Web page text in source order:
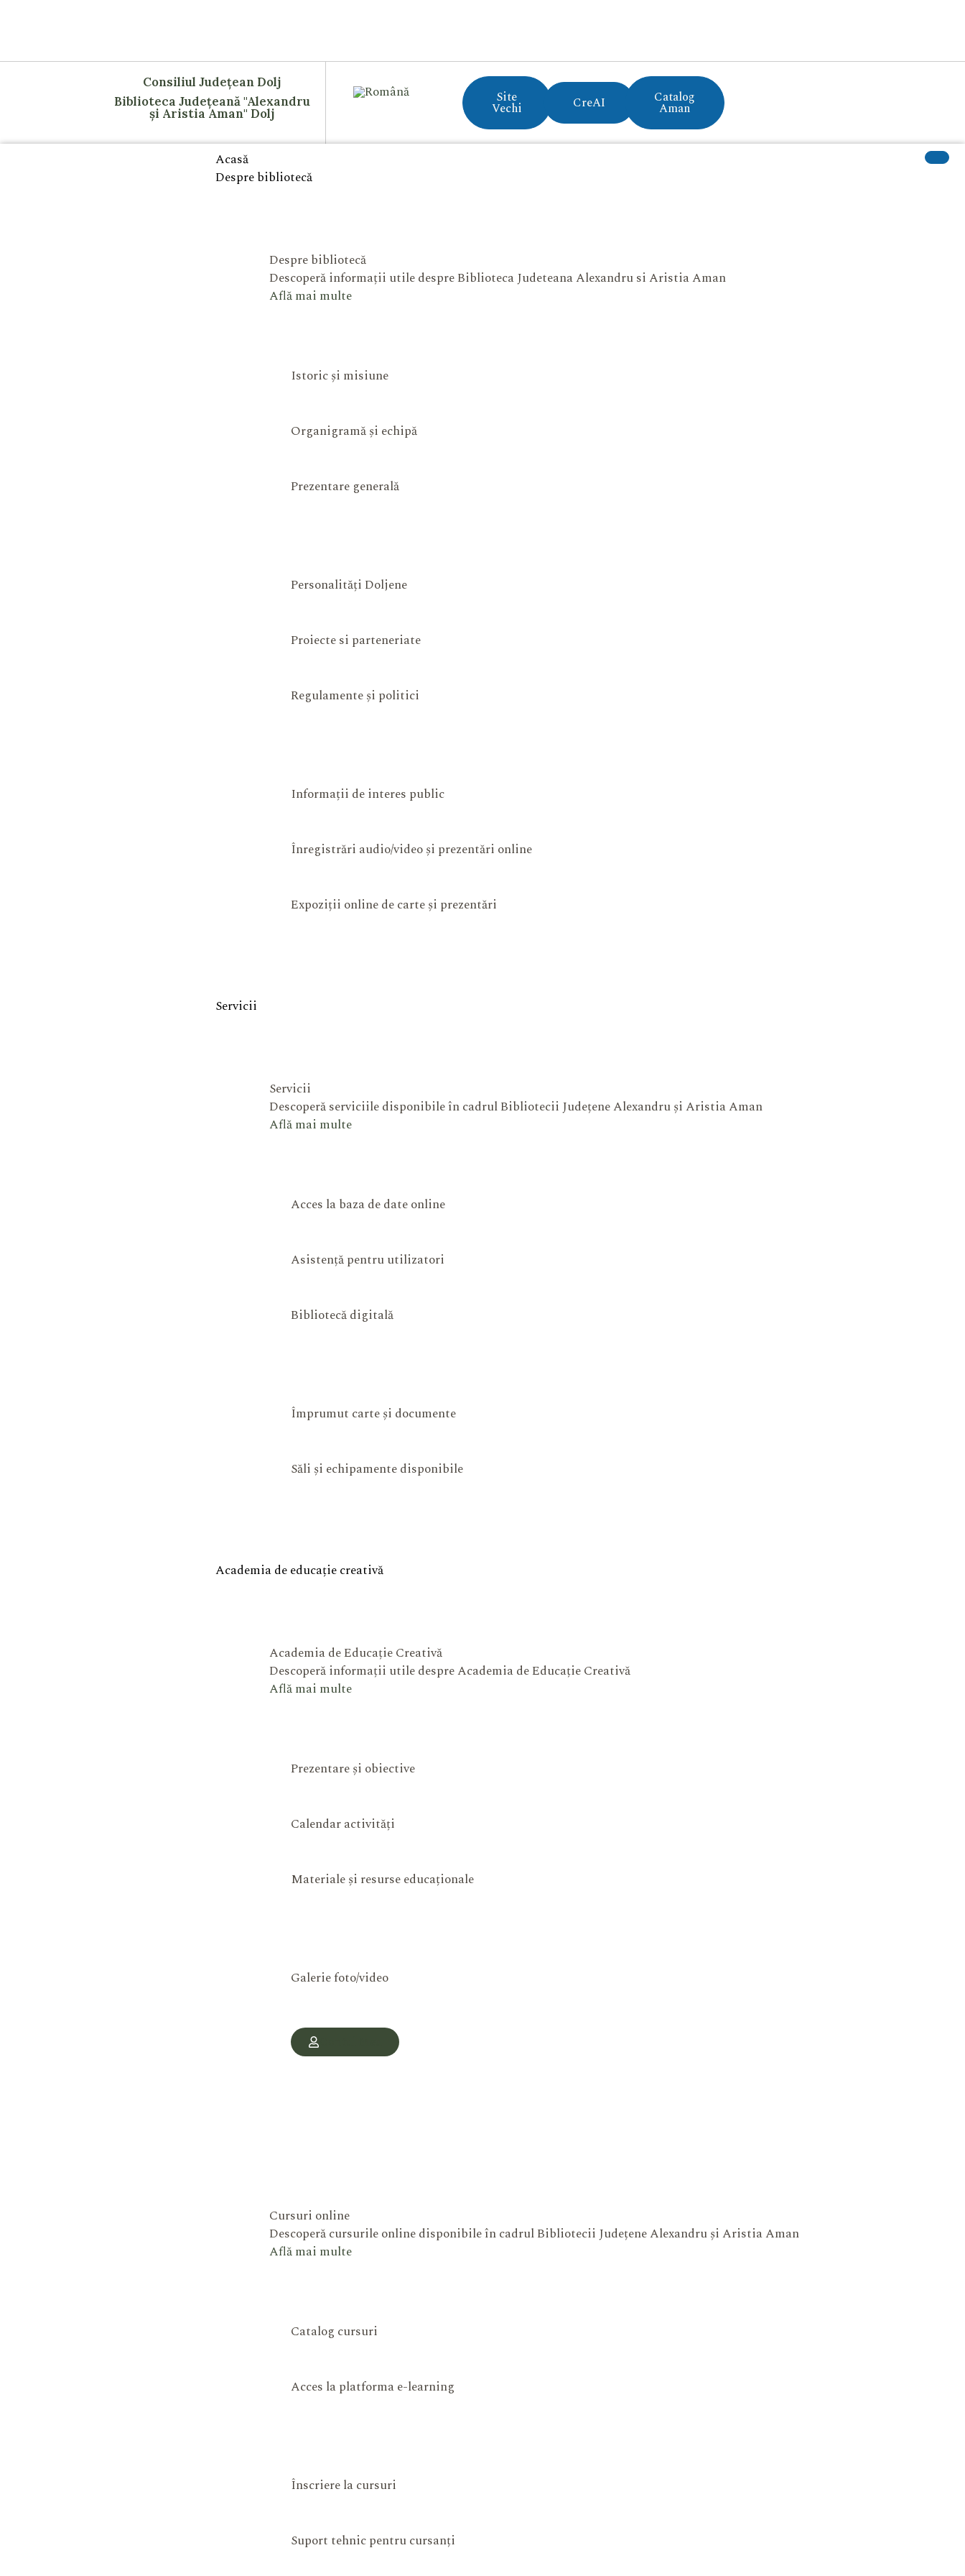
Consiliul Județean Dolj
Biblioteca Județeană "Alexandru
și Aristia Aman" Dolj
Site
Vechi CreAI Catalog
Aman
Acasă
Despre bibliotecă
Despre bibliotecă
Descoperă informații utile despre Biblioteca Judeteana Alexandru si Aristia Aman
Află mai multe
Istoric și misiune
Organigramă și echipă
Prezentare generală
Personalități Doljene
Proiecte si parteneriate
Regulamente și politici
Informații de interes public
Înregistrări audio/video și prezentări online
Expoziții online de carte și prezentări
Servicii
Servicii
Descoperă serviciile disponibile în cadrul Bibliotecii Județene Alexandru și Aristia Aman
Află mai multe
Acces la baza de date online
Asistență pentru utilizatori
Bibliotecă digitală
Împrumut carte și documente
Săli și echipamente disponibile
Academia de educație creativă
Academia de Educație Creativă
Descoperă informații utile despre Academia de Educație Creativă
Află mai multe
Prezentare și obiective
Calendar activități
Materiale și resurse educaționale
Galerie foto/video
Cursuri online
Descoperă cursurile online disponibile în cadrul Bibliotecii Județene Alexandru și Aristia Aman
Află mai multe
Catalog cursuri
Acces la platforma e-learning
Înscriere la cursuri
Suport tehnic pentru cursanți